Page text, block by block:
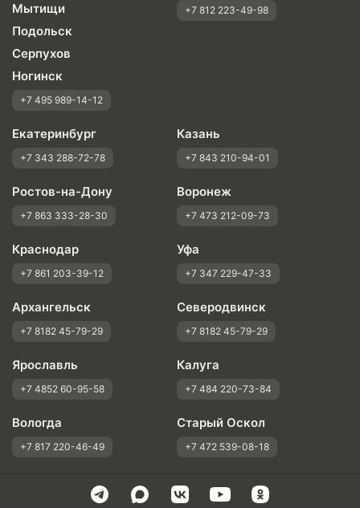
Мытищи
Подольск
Серпухов
Ногинск
+7 495 989-14-12
+7 812 223-49-98
Екатеринбург
+7 343 288-72-78
Казань
+7 843 210-94-01
Ростов-на-Дону
+7 863 333-28-30
Воронеж
+7 473 212-09-73
Краснодар
+7 861 203-39-12
Уфа
+7 347 229-47-33
Архангельск
+7 8182 45-79-29
Северодвинск
+7 8182 45-79-29
Ярославль
+7 4852 60-95-58
Калуга
+7 484 220-73-84
Вологда
+7 817 220-46-49
Старый Оскол
+7 472 539-08-18